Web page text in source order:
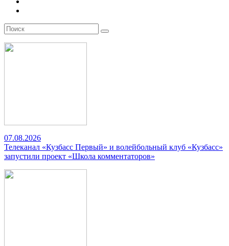
07.08.2026
Телеканал «Кузбасс Первый» и волейбольный клуб «Кузбасс»
запустили проект «Школа комментаторов»